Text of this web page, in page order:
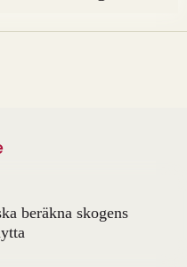
beräkna skogens